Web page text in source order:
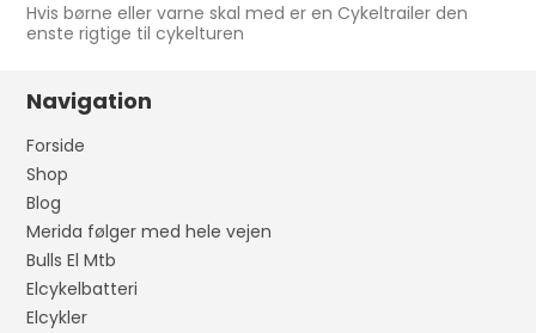
Hvis børne eller varne skal med er en Cykeltrailer den
enste rigtige til cykelturen
Navigation
Forside
Shop
Blog
Merida følger med hele vejen
Bulls El Mtb
Elcykelbatteri
Elcykler